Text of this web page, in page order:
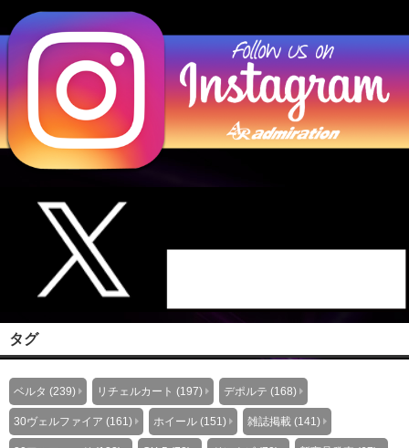
タグ
ベルタ (239) リチェルカート (197) デポルテ (168)
30ヴェルファイア (161) ホイール (151) 雑誌掲載 (141)